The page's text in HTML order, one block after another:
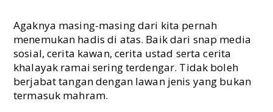
Agaknya masing-masing dari kita pernah
menemukan hadis di atas. Baik dari snap media
sosial, cerita kawan, cerita ustad serta cerita
khalayak ramai sering terdengar. Tidak boleh
berjabat tangan dengan lawan jenis yang bukan
termasuk mahram.